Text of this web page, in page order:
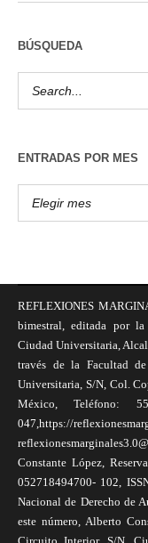
BÚSQUEDA
ENTRADAS POR MES
REFLEXIONES
bimestral, editada por
Ciudad Universitaria,
través de la Facultad
Universitaria, S/N, Col.
México, Teléfono:
047,https://
Constante López,
052718494700- 102,
Nacional de Derecho de
este número, Alberto